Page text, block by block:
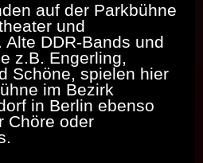
auf der Parkbühne
und
DDR-Bands und
z.B. Engerling,
Schöne, spielen hier
im Bezirk
in Berlin ebenso
Chöre oder